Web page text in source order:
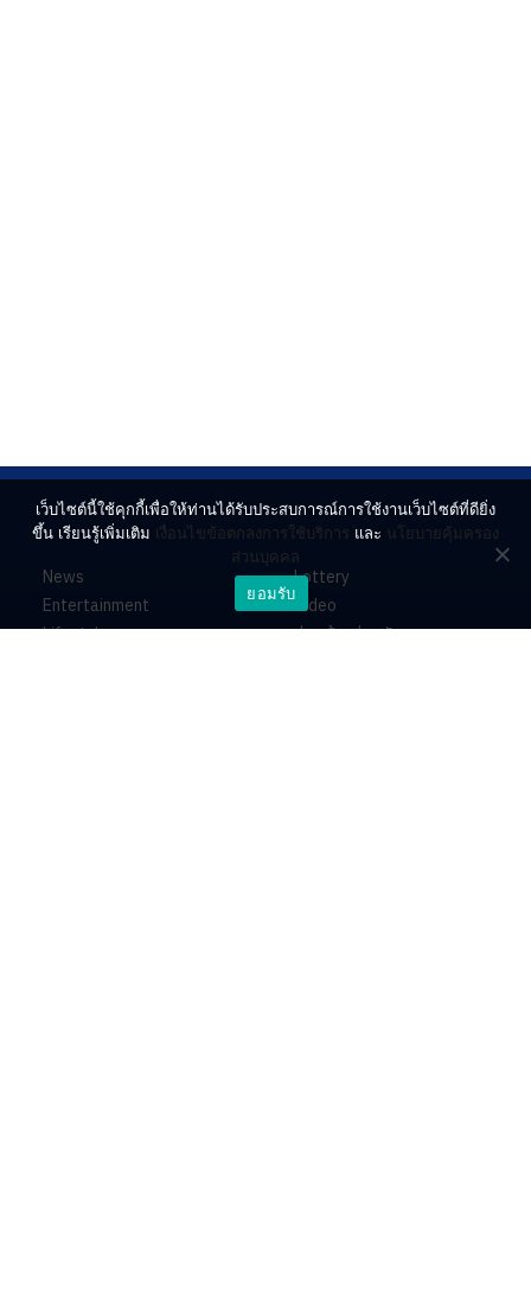
News
Entertainment
Lifestyle
Lottery
Video
ร่วมด้วยช่วยกัน
เว็บไซต์นี้ใช้คุกกี้เพื่อให้ท่านได้รับประสบการณ์การใช้งานเว็บไซต์ที่ดียิ่ง
ขึ้น เรียนรู้เพิ่มเติม เงื่อนไขข้อตกลงการใช้บริการ และ นโยบายคุ้มครอง
ส่วนบุคคล
ยอมรับ